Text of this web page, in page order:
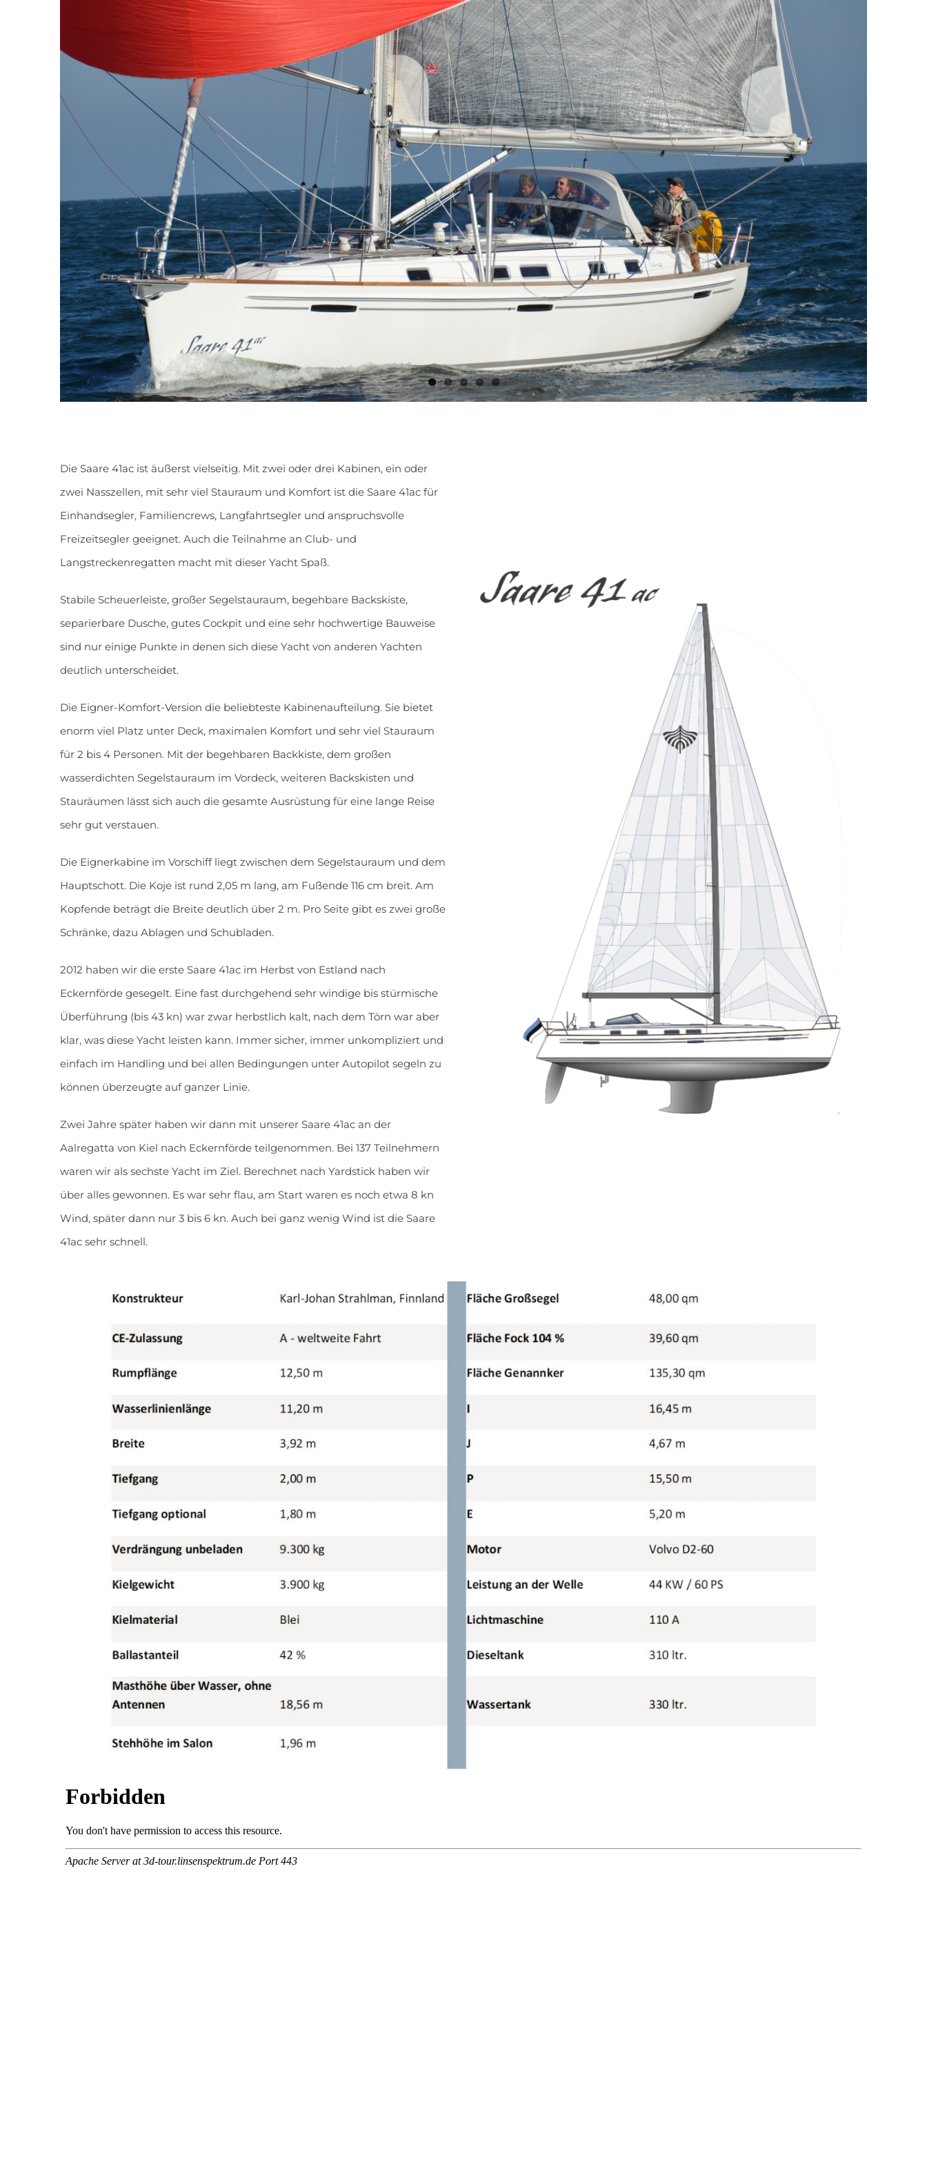
Die Saare 41ac ist äußerst vielseitig. Mit zwei oder drei Kabinen, ein oder
zwei Nasszellen, mit sehr viel Stauraum und Komfort ist die Saare 41ac für
Einhandsegler, Familiencrews, Langfahrtsegler und anspruchsvolle
Freizeitsegler geeignet. Auch die Teilnahme an Club- und
Langstreckenregatten macht mit dieser Yacht Spaß.
Stabile Scheuerleiste, großer Segelstauraum, begehbare Backskiste,
separierbare Dusche, gutes Cockpit und eine sehr hochwertige Bauweise
sind nur einige Punkte in denen sich diese Yacht von anderen Yachten
deutlich unterscheidet.
Die Eigner-Komfort-Version die beliebteste Kabinenaufteilung. Sie bietet
enorm viel Platz unter Deck, maximalen Komfort und sehr viel Stauraum
für 2 bis 4 Personen. Mit der begehbaren Backkiste, dem großen
wasserdichten Segelstauraum im Vordeck, weiteren Backskisten und
Stauräumen lässt sich auch die gesamte Ausrüstung für eine lange Reise
sehr gut verstauen.
Die Eignerkabine im Vorschiff liegt zwischen dem Segelstauraum und dem
Hauptschott. Die Koje ist rund 2,05 m lang, am Fußende 116 cm breit. Am
Kopfende beträgt die Breite deutlich über 2 m. Pro Seite gibt es zwei große
Schränke, dazu Ablagen und Schubladen.
2012 haben wir die erste Saare 41ac im Herbst von Estland nach
Eckernförde gesegelt. Eine fast durchgehend sehr windige bis stürmische
Überführung (bis 43 kn) war zwar herbstlich kalt, nach dem Törn war aber
klar, was diese Yacht leisten kann. Immer sicher, immer unkompliziert und
einfach im Handling und bei allen Bedingungen unter Autopilot segeln zu
können überzeugte auf ganzer Linie.
Zwei Jahre später haben wir dann mit unserer Saare 41ac an der
Aalregatta von Kiel nach Eckernförde teilgenommen. Bei 137 Teilnehmern
waren wir als sechste Yacht im Ziel. Berechnet nach Yardstick haben wir
über alles gewonnen. Es war sehr flau, am Start waren es noch etwa 8 kn
Wind, später dann nur 3 bis 6 kn. Auch bei ganz wenig Wind ist die Saare
41ac sehr schnell.